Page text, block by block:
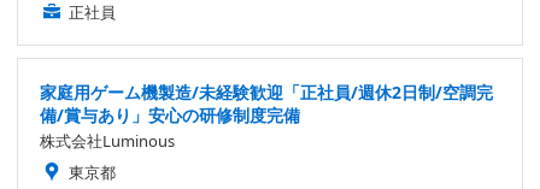
正社員
家庭用ゲーム機製造/未経験歓迎「正社員/週休2日制/空調完
備/賞与あり」安心の研修制度完備
株式会社Luminous
東京都